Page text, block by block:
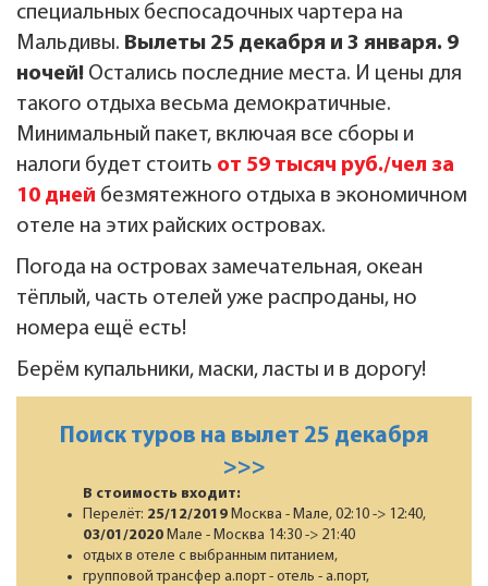
специальных беспосадочных чартера на
Мальдивы. Вылеты 25 декабря и 3 января. 9
ночей! Остались последние места. И цены для
такого отдыха весьма демократичные.
Минимальный пакет, включая все сборы и
налоги будет стоить от 59 тысяч руб./чел за
10 дней безмятежного отдыха в экономичном
отеле на этих райских островах.
Погода на островах замечательная, океан
тёплый, часть отелей уже распроданы, но
номера ещё есть!
Берём купальники, маски, ласты и в дорогу!
Поиск туров на вылет 25 декабря
>>>
В стоимость входит:
Перелёт: 25/12/2019 Москва - Мале, 02:10 -> 12:40,
03/01/2020 Мале - Москва 14:30 -> 21:40
отдых в отеле с выбранным питанием,
групповой трансфер а.порт - отель - а.порт,